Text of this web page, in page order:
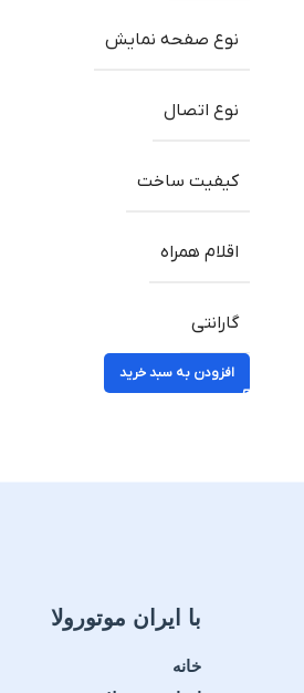
نوع صفحه نمایش
نوع اتصال
کیفیت ساخت
اقلام همراه
گارانتی
افزودن به سبد خرید
با ایران موتورولا
خانه